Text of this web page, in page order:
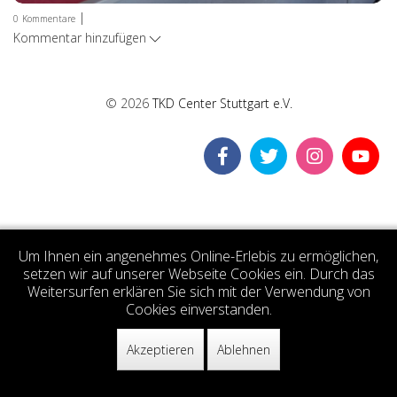
0 Kommentare |
Kommentar hinzufügen
© 2026TKD Center Stuttgart e.V.
Um Ihnen ein angenehmes Online-Erlebis zu ermöglichen,
setzen wir auf unserer Webseite Cookies ein. Durch das
Weitersurfen erklären Sie sich mit der Verwendung von
Cookies einverstanden.
Akzeptieren Ablehnen